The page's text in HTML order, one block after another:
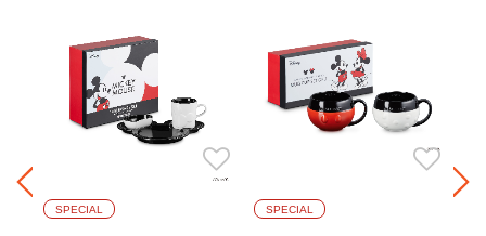
SPECIAL SPECIAL